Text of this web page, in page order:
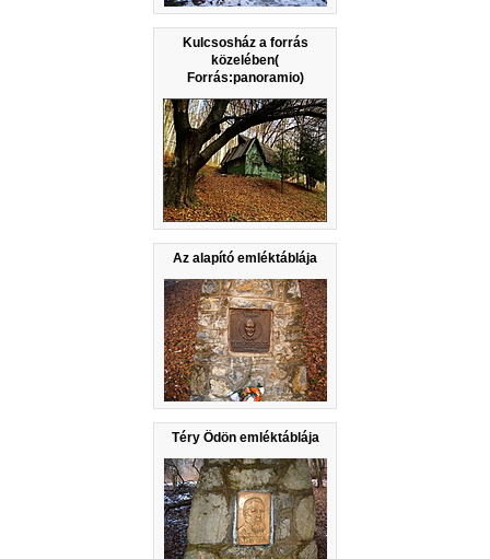
Kulcsosház a forrás
közelében(
Forrás:panoramio)
Az alapító emléktáblája
Téry Ödön emléktáblája